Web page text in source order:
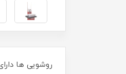
روشویی ها